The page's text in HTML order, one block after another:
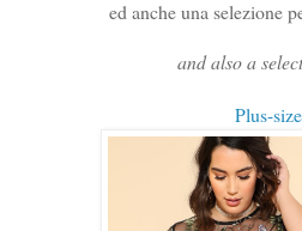
ed anche una selezione
and also a
Plus-size